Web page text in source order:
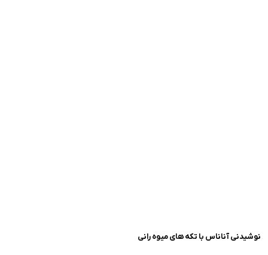
نوشیدنی آناناس با تکه‌ های میوه رانی